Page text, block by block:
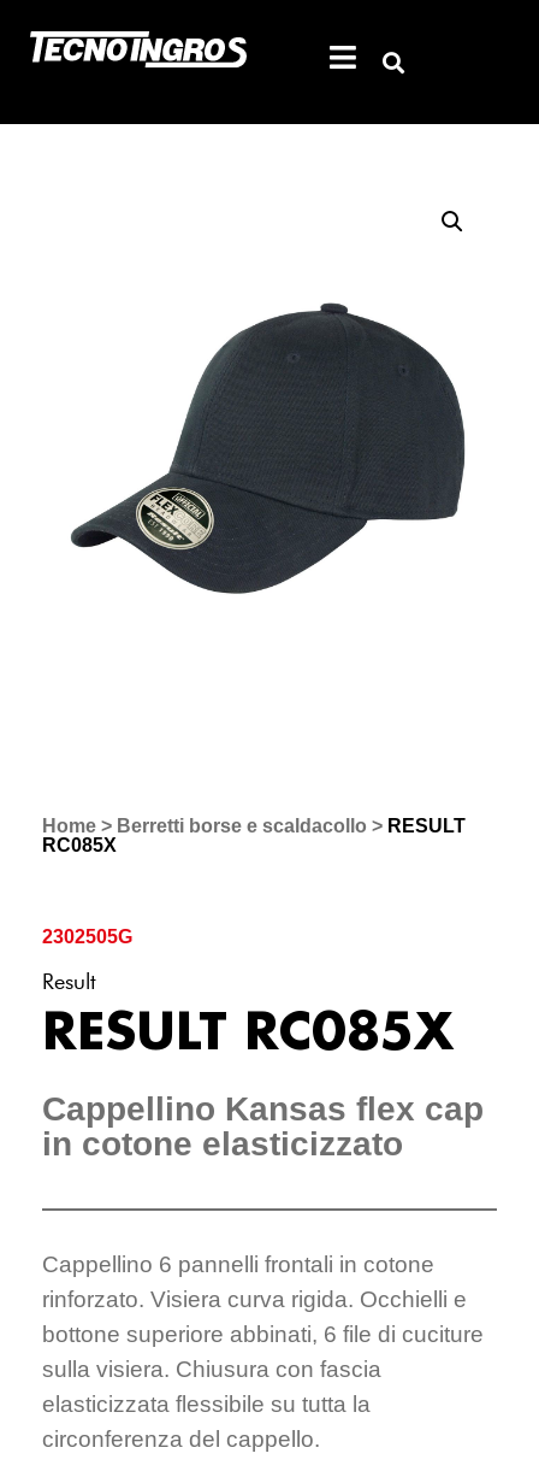
Home > Berretti borse e scaldacollo > RESULT
RC085X
2302505G
Result
RESULT RC085X
Cappellino Kansas flex cap
in cotone elasticizzato
Cappellino 6 pannelli frontali in cotone
rinforzato. Visiera curva rigida. Occhielli e
bottone superiore abbinati, 6 file di cuciture
sulla visiera. Chiusura con fascia
elasticizzata flessibile su tutta la
circonferenza del cappello.